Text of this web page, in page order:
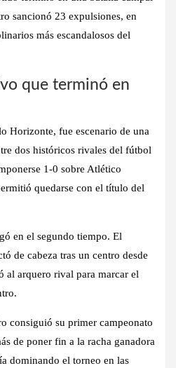
sancionó 23 expulsiones, en
más escandalosos del
que terminó en
Horizonte, fue escenario de una
dos históricos rivales del fútbol
1-0 sobre Atlético
quedarse con el título del
en el segundo tiempo. El
de cabeza tras un centro desde
al arquero rival para marcar el
consiguió su primer campeonato
de poner fin a la racha ganadora
dominando el torneo en las